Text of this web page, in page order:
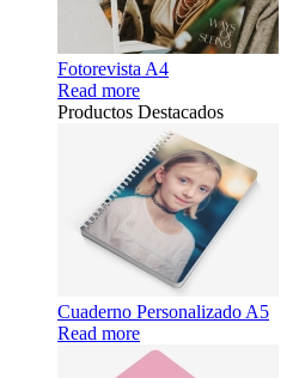
Fotorevista A4
Read more
Productos Destacados
Cuaderno Personalizado A5
Read more